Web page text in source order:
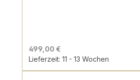
499,00 €
Lieferzeit: 11 - 13 Wochen